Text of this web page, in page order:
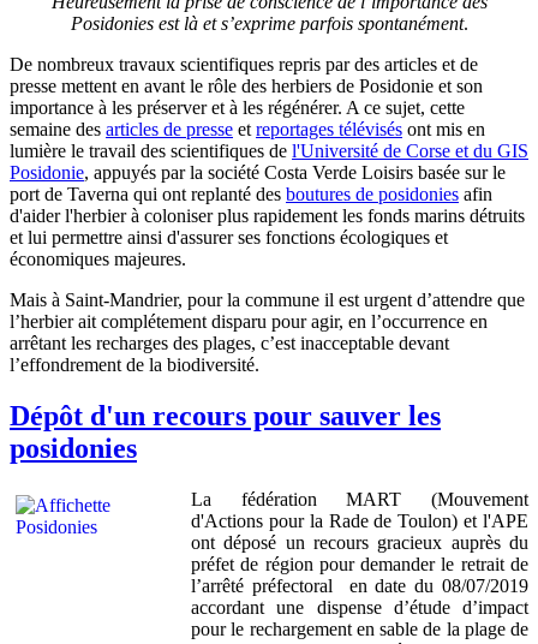
Posidonies est là et s’exprime parfois spontanément.
De nombreux travaux scientifiques repris par des articles et de
presse mettent en avant le rôle des herbiers de Posidonie et son
importance à les préserver et à les régénérer. A ce sujet, cette
semaine des articles de presse et reportages télévisés ont mis en
lumière le travail des scientifiques de l'Université de Corse et du GIS
Posidonie, appuyés par la société Costa Verde Loisirs basée sur le
port de Taverna qui ont replanté des boutures de posidonies afin
d'aider l'herbier à coloniser plus rapidement les fonds marins détruits
et lui permettre ainsi d'assurer ses fonctions écologiques et
économiques majeures.
Mais à Saint-Mandrier, pour la commune il est urgent d’attendre que
l’herbier ait complétement disparu pour agir, en l’occurrence en
arrêtant les recharges des plages, c’est inacceptable devant
l’effondrement de la biodiversité.
Dépôt d'un recours pour sauver les
posidonies
La fédération MART (Mouvement
d'Actions pour la Rade de Toulon) et l'APE
ont déposé un recours gracieux auprès du
préfet de région pour demander le retrait de
l’arrêté préfectoral en date du 08/07/2019
accordant une dispense d’étude d’impact
pour le rechargement en sable de la plage de